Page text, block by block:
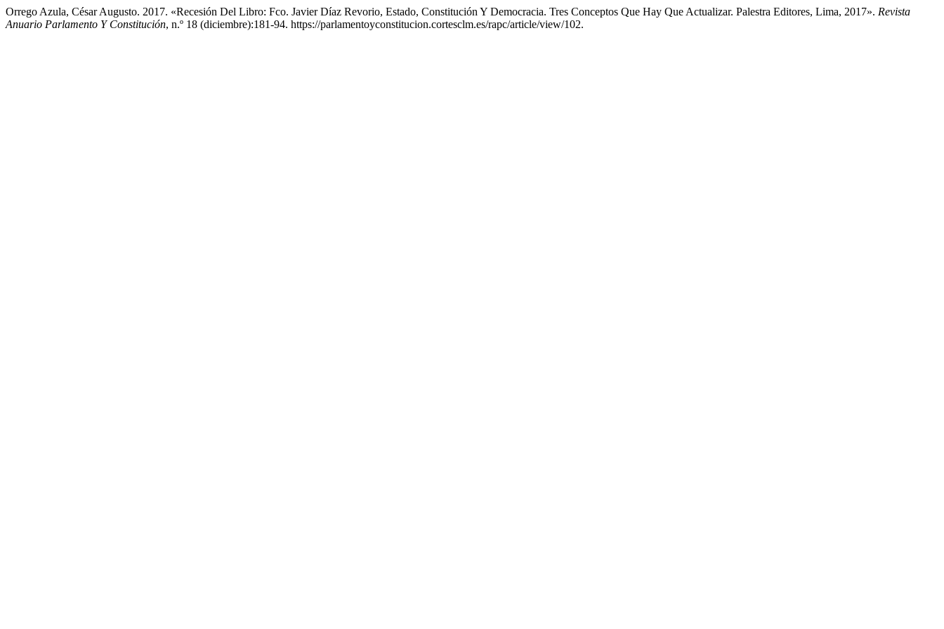
Orrego Azula, César Augusto. 2017. «Recesión Del Libro: Fco. Javier Díaz Revorio, Estado, Constitución Y Democracia. Tres Conceptos Que Hay Que Actualizar. Palestra Editores, Lima, 2017». Revista
Anuario Parlamento Y Constitución, n.º 18 (diciembre):181-94. https://parlamentoyconstitucion.cortesclm.es/rapc/article/view/102.